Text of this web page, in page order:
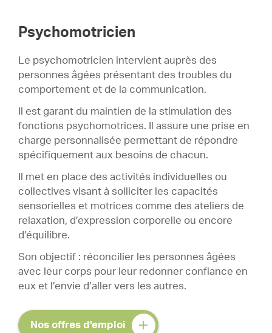
Psychomotricien
Le psychomotricien intervient auprès des
personnes âgées présentant des troubles du
comportement et de la communication.
Il est garant du maintien de la stimulation des
fonctions psychomotrices. Il assure une prise en
charge personnalisée permettant de répondre
spécifiquement aux besoins de chacun.
Il met en place des activités individuelles ou
collectives visant à solliciter les capacités
sensorielles et motrices comme des ateliers de
relaxation, d’expression corporelle ou encore
d’équilibre.
Son objectif : réconcilier les personnes âgées
avec leur corps pour leur redonner confiance en
eux et l’envie d’aller vers les autres.
Nos offres d'emploi